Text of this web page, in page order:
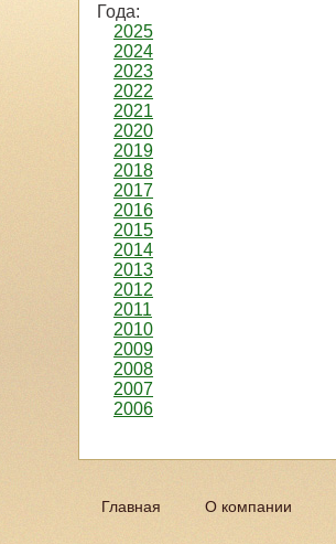
Года:
2025
2024
2023
2022
2021
2020
2019
2018
2017
2016
2015
2014
2013
2012
2011
2010
2009
2008
2007
2006
Главная О компании